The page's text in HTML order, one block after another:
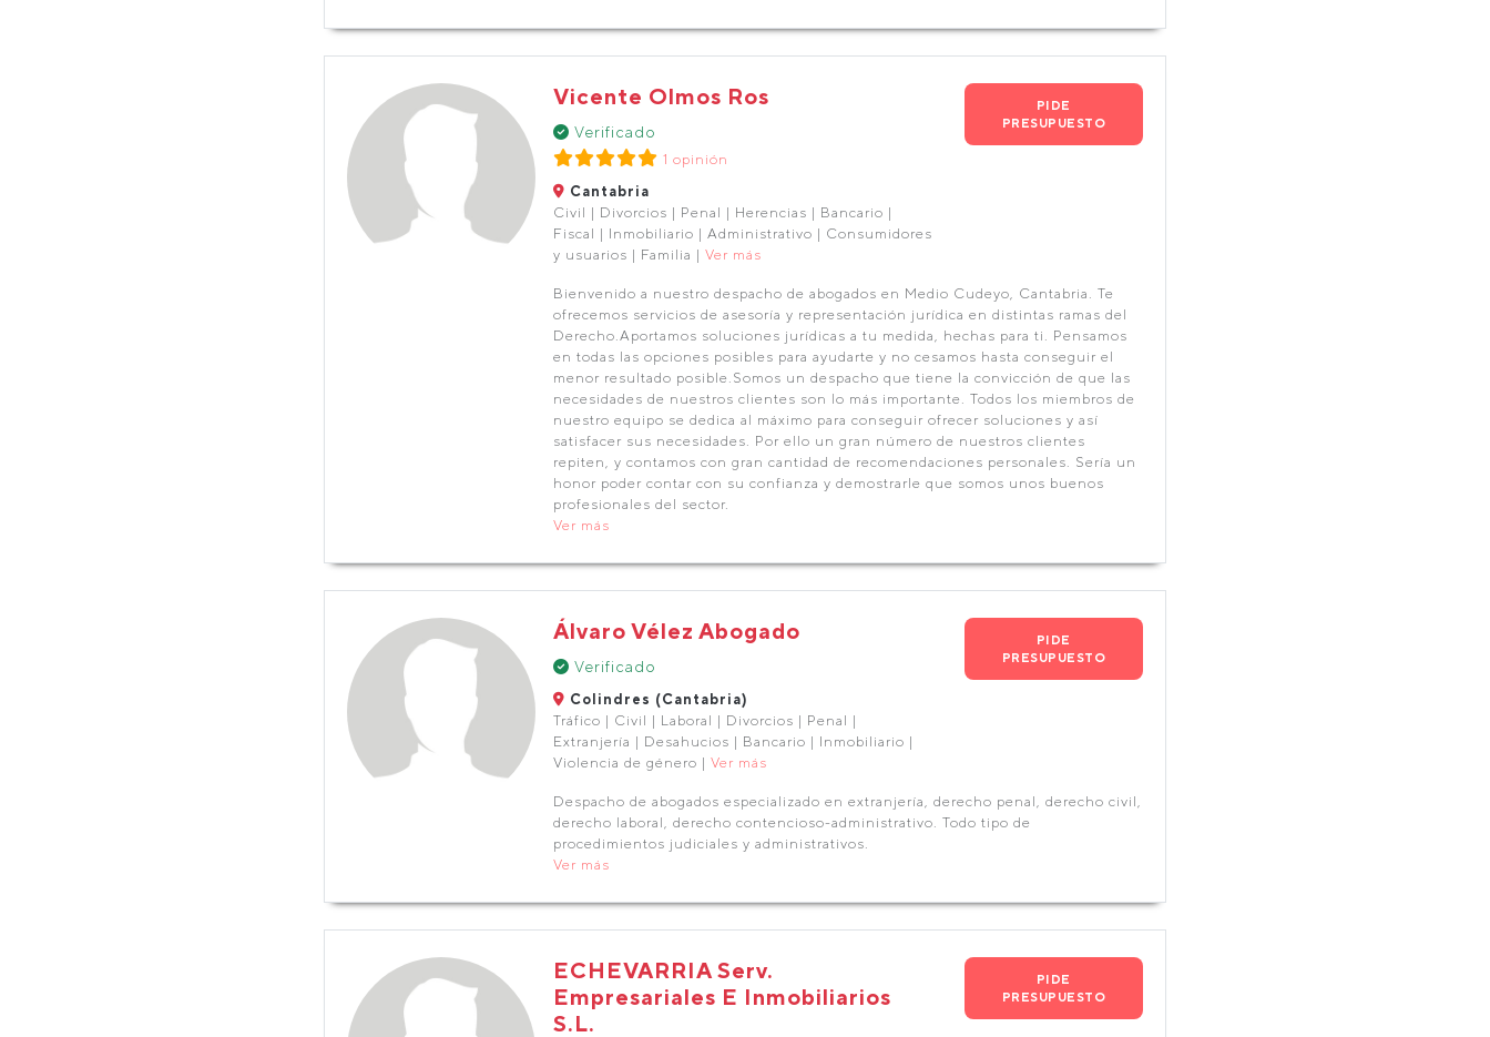
Vicente Olmos Ros
Verificado
1 opinión
Cantabria
Civil | Divorcios | Penal | Herencias | Bancario |
Fiscal | Inmobiliario | Administrativo | Consumidores
y usuarios | Familia | Ver más
PIDE
PRESUPUESTO
Bienvenido a nuestro despacho de abogados en Medio Cudeyo, Cantabria. Te
ofrecemos servicios de asesoría y representación jurídica en distintas ramas del
Derecho.Aportamos soluciones jurídicas a tu medida, hechas para ti. Pensamos
en todas las opciones posibles para ayudarte y no cesamos hasta conseguir el
menor resultado posible.Somos un despacho que tiene la convicción de que las
necesidades de nuestros clientes son lo más importante. Todos los miembros de
nuestro equipo se dedica al máximo para conseguir ofrecer soluciones y así
satisfacer sus necesidades. Por ello un gran número de nuestros clientes
repiten, y contamos con gran cantidad de recomendaciones personales. Sería un
honor poder contar con su confianza y demostrarle que somos unos buenos
profesionales del sector.
Ver más
Álvaro Vélez Abogado
Verificado
Colindres (Cantabria)
Tráfico | Civil | Laboral | Divorcios | Penal |
Extranjería | Desahucios | Bancario | Inmobiliario |
Violencia de género | Ver más
PIDE
PRESUPUESTO
Despacho de abogados especializado en extranjería, derecho penal, derecho civil,
derecho laboral, derecho contencioso-administrativo. Todo tipo de
procedimientos judiciales y administrativos.
Ver más
ECHEVARRIA Serv.
Empresariales E Inmobiliarios
S.L.
PIDE
PRESUPUESTO